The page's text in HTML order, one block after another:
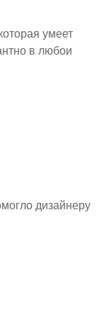
умеет
в любои
дизайнеру